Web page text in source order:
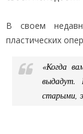
В своем
пластических
«Когда
выдадут.
старыми,